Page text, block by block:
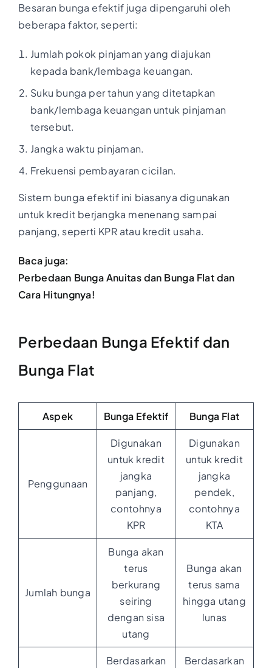
Besaran bunga efektif juga dipengaruhi oleh
beberapa faktor, seperti:
Jumlah pokok pinjaman yang diajukan
kepada bank/lembaga keuangan.
Suku bunga per tahun yang ditetapkan
bank/lembaga keuangan untuk pinjaman
tersebut.
Jangka waktu pinjaman.
Frekuensi pembayaran cicilan.
Sistem bunga efektif ini biasanya digunakan
untuk kredit berjangka menenang sampai
panjang, seperti KPR atau kredit usaha.
Baca juga:
Perbedaan Bunga Anuitas dan Bunga Flat dan
Cara Hitungnya!
Perbedaan Bunga Efektif dan
Bunga Flat
Aspek Bunga Efektif Bunga Flat
Penggunaan
Digunakan
untuk kredit
jangka
panjang,
contohnya
KPR
Digunakan
untuk kredit
jangka
pendek,
contohnya
KTA
Jumlah bunga
Bunga akan
terus
berkurang
seiring
dengan sisa
utang
Bunga akan
terus sama
hingga utang
lunas
Berdasarkan Berdasarkan